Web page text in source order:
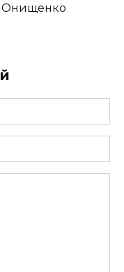
Онищенко